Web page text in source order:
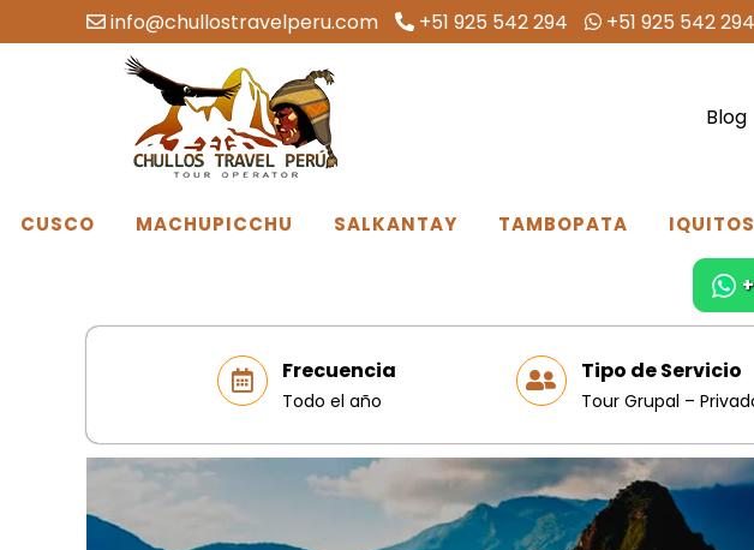
info@chullostravelperu.com +51 925 542 294 +51 925 542 294
Blog
CUSCO MACHUPICCHU SALKANTAY TAMBOPATA IQUITOS
Frecuencia
Todo el año
Tipo de Servicio
Tour Grupal –